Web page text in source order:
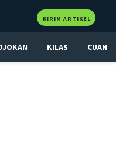
KIRIM ARTIKEL
KILAS CUAN